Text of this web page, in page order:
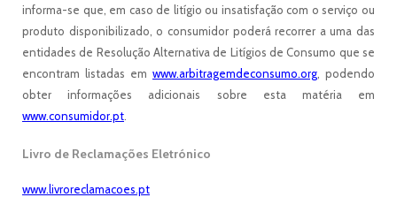
informa-se que, em caso de litígio ou insatisfação com o serviço ou
produto disponibilizado, o consumidor poderá recorrer a uma das
entidades de Resolução Alternativa de Litígios de Consumo que se
encontram listadas em www.arbitragemdeconsumo.org , podendo
obter informações adicionais sobre esta matéria em
www.consumidor.pt
Livro de Reclamações Eletrónico
www.livroreclamacoes.pt